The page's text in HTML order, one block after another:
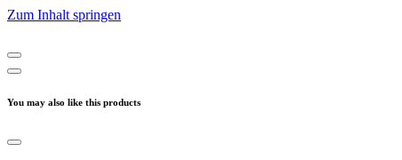
Zum Inhalt springen
You may also like this products